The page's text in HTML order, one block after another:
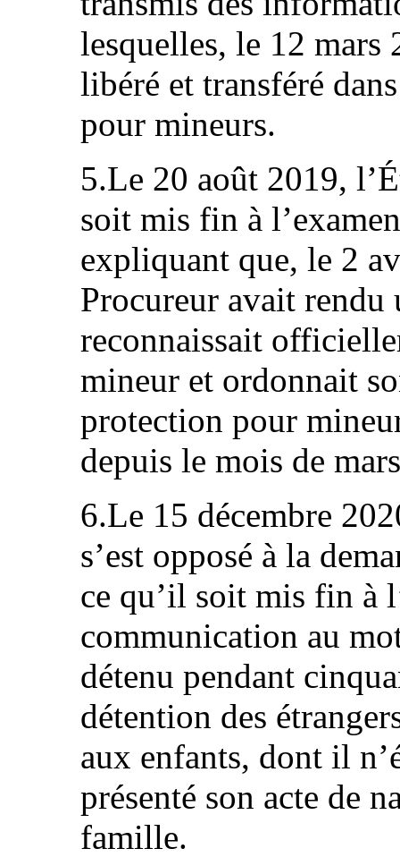
lesquelles, le 12 mars
libéré et transféré
pour mineurs.
5.Le 20 août 2019,
soit mis fin à
expliquant que, le 2
Procureur avait
reconnaissait
mineur et ordonnait
protection pour
depuis le mois de
6.Le 15 décembre
s’est opposé à la
ce qu’il soit mis fin à
communication au
détenu pendant
détention des
aux enfants, dont il
présenté son acte de
famille.